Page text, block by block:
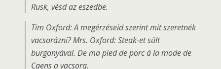
Rusk, vésd az eszedbe.
Tim Oxford: A megérzéseid szerint mit szeretnék
vacsorázni? Mrs. Oxford: Steak-et sült
burgonyával. De ma pied de porc á la mode de
Caens a vacsora.